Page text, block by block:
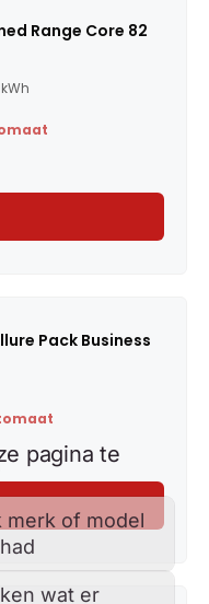
Range Core 82
Pack Business